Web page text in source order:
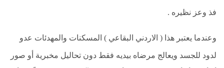
فذ وعز نظيره .
وعندما يعتبر هذا ( الاردني البقاعي ) المسكنات والمهدئات عدو
لدود للجسد ويعالج مرضاه بيديه فقط دون تحاليل مخبرية أو صور